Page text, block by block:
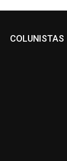
COLUNISTAS